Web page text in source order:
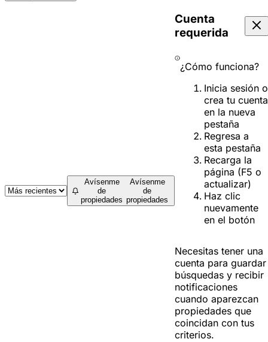
Avísenme
de
propiedades
Avísenme
de
propiedades
Cuenta
requerida
¿Cómo funciona?
Inicia sesión o
crea tu cuenta
en la nueva
pestaña
Regresa a
esta pestaña
Recarga la
página (F5 o
actualizar)
Haz clic
nuevamente
en el botón
Necesitas tener una
cuenta para guardar
búsquedas y recibir
notificaciones
cuando aparezcan
propiedades que
coincidan con tus
criterios.